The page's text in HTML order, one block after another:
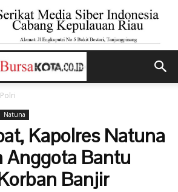
Natuna
Kapolres Natuna
Anggota Bantu
Banjir